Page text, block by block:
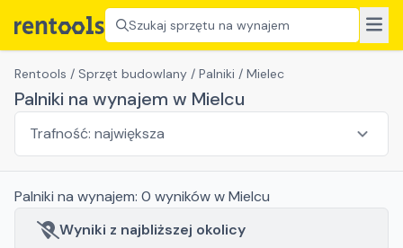
Szukaj sprzętu na wynajem
Rentools / Sprzęt budowlany / Palniki / Mielec
Palniki na wynajem w Mielcu
Palniki na wynajem: 0 wynikóww Mielcu
Wyniki z najbliższej okolicy